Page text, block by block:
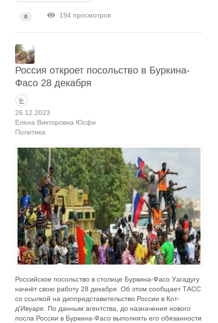
0 194 просмотров
Россия откроет посольство в Буркина-
Фасо 28 декабря
26.12.2023
Елена Викторовна Юсфи
Политика
Российское посольство в столице Буркина-Фасо Уагадугу
начнёт свою работу 28 декабря. Об этом сообщает ТАСС
со ссылкой на диппредставительство России в Кот-
д'Ивуаре. По данным агентства, до назначения нового
посла России в Буркина-Фасо выполнять его обязанности